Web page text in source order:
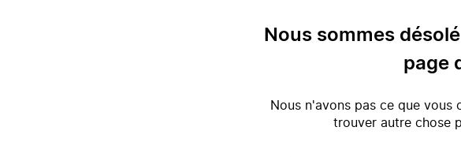
Nous sommes
page
Nous n'avons pas ce que
trouver autre chose